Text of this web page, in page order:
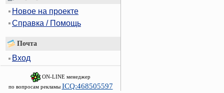
Новое на проекте
Справка / Помощь
Почта
Вход
ON-LINE менеджер
по вопросам рекламы ICQ:468505597